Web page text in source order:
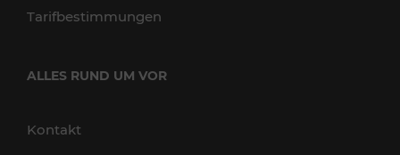
Tarifbestimmungen
ALLES RUND UM VOR
Kontakt